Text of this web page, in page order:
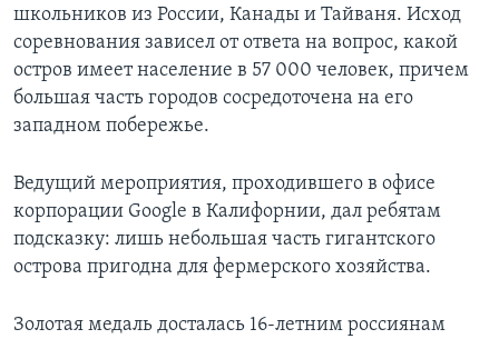
школьников из России, Канады и Тайваня. Исход
соревнования зависел от ответа на вопрос, какой
остров имеет население в 57 000 человек, причем
большая часть городов сосредоточена на его
западном побережье.
Ведущий мероприятия, проходившего в офисе
корпорации Google в Калифорнии, дал ребятам
подсказку: лишь небольшая часть гигантского
острова пригодна для фермерского хозяйства.
Золотая медаль досталась 16-летним россиянам